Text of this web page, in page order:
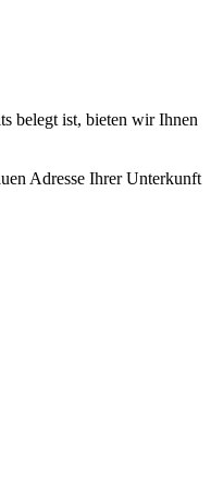
belegt ist, bieten wir Ihnen
Adresse Ihrer Unterkunft